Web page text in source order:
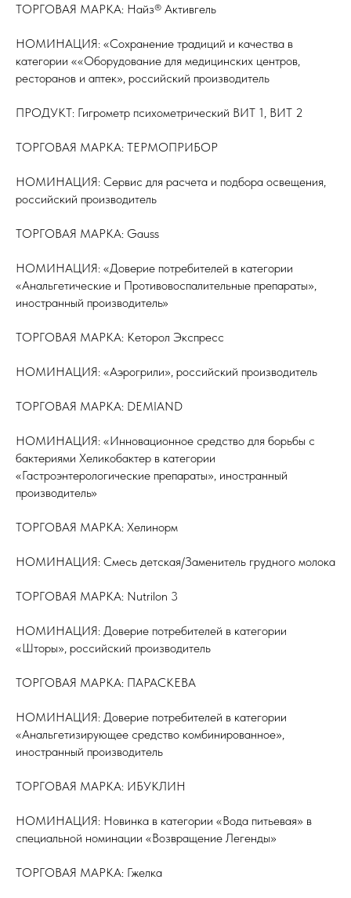
ТОРГОВАЯ МАРКА: Найз®️ Активгель
НОМИНАЦИЯ: «Сохранение традиций и качества в
категории ««Оборудование для медицинских центров,
ресторанов и аптек», российский производитель
ПРОДУКТ: Гигрометр психометрический ВИТ 1, ВИТ 2
ТОРГОВАЯ МАРКА: ТЕРМОПРИБОР
НОМИНАЦИЯ: Сервис для расчета и подбора освещения,
российский производитель
ТОРГОВАЯ МАРКА: Gauss
НОМИНАЦИЯ: «Доверие потребителей в категории
«Анальгетические и Противовоспалительные препараты»,
иностранный производитель»
ТОРГОВАЯ МАРКА: Кеторол Экспресс
НОМИНАЦИЯ: «Аэрогрили», российский производитель
ТОРГОВАЯ МАРКА: DEMIAND
НОМИНАЦИЯ: «Инновационное средство для борьбы с
бактериями Хеликобактер в категории
«Гастроэнтерологические препараты», иностранный
производитель»
ТОРГОВАЯ МАРКА: Хелинорм
НОМИНАЦИЯ: Смесь детская/Заменитель грудного молока
ТОРГОВАЯ МАРКА: Nutrilon 3
НОМИНАЦИЯ: Доверие потребителей в категории
«Шторы», российский производитель
ТОРГОВАЯ МАРКА: ПАРАСКЕВА
НОМИНАЦИЯ: Доверие потребителей в категории
«Анальгетизирующее средство комбинированное»,
иностранный производитель
ТОРГОВАЯ МАРКА: ИБУКЛИН
НОМИНАЦИЯ: Новинка в категории «Вода питьевая» в
специальной номинации «Возвращение Легенды»
ТОРГОВАЯ МАРКА: Гжелка